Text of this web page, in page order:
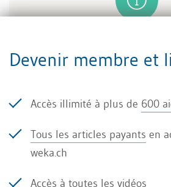
avertissement pourrait
formulé comme suit:
arrivé(e) une nouvelle fois
travail, et cela sans raison
vous adressons un
Devenir membre et
Accès illimité à plus de 600
Tous les articles payants en
weka.ch
Accès à toutes les vidéos